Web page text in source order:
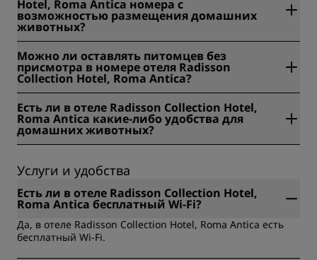
справка.
Hotel, Roma Antica номера с
возможностью размещения домашних
животных?
специальных номеров для размещения домашних
животных.
Можно ли оставлять питомцев без
присмотра в номере отеля Radisson
Collection Hotel, Roma Antica?
нельзя оставлять питомцев без присмотра в номере.
Есть ли в отеле Radisson Collection Hotel,
Roma Antica какие-либо удобства для
домашних животных?
предлагает специальные места для сна для домашних
животных, а также миски для еды и воды.
Услуги и удобства
Есть ли в отеле Radisson Collection Hotel,
Roma Antica бесплатный Wi-Fi?
Да, в отеле Radisson Collection Hotel, Roma Antica есть
бесплатный Wi-Fi.